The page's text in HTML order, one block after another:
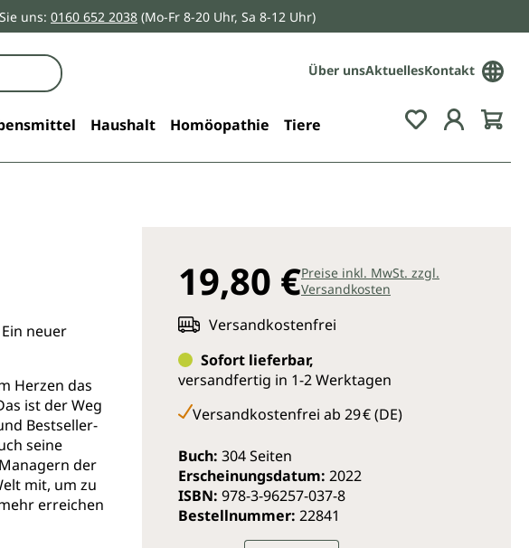
uns: 0160 652 2038 (Mo-Fr 8-20 Uhr, Sa 8-12 Uhr)
Über unsAktuellesKontakt
Haushalt Homöopathie Tiere Du hast 0
neuer
Herzen das
ist der Weg
Bestseller-
seine
der
mit, um zu
erreichen
19,80 €Preise inkl. MwSt. zzgl.
Versandkosten
Versandkostenfrei
Sofort lieferbar,
versandfertig in 1-2 Werktagen
Versandkostenfrei ab 29 € (DE)
Buch: 304 Seiten
Erscheinungsdatum: 2022
ISBN: 978-3-96257-037-8
Bestellnummer: 22841